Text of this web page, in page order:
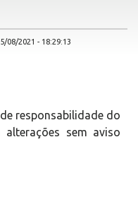
2021 - 18:29:13
responsabilidade do
sem aviso